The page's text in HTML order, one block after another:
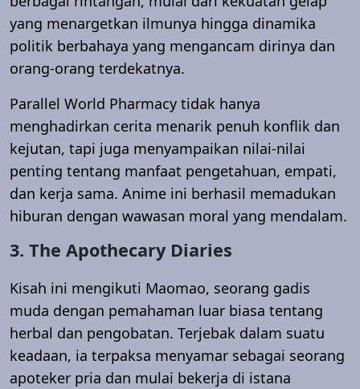
yang menargetkan ilmunya hingga dinamika
politik berbahaya yang mengancam dirinya dan
orang-orang terdekatnya.
Parallel World Pharmacy tidak hanya
menghadirkan cerita menarik penuh konflik dan
kejutan, tapi juga menyampaikan nilai-nilai
penting tentang manfaat pengetahuan, empati,
dan kerja sama. Anime ini berhasil memadukan
hiburan dengan wawasan moral yang mendalam.
3. The Apothecary Diaries
Kisah ini mengikuti Maomao, seorang gadis
muda dengan pemahaman luar biasa tentang
herbal dan pengobatan. Terjebak dalam suatu
keadaan, ia terpaksa menyamar sebagai seorang
apoteker pria dan mulai bekerja di istana